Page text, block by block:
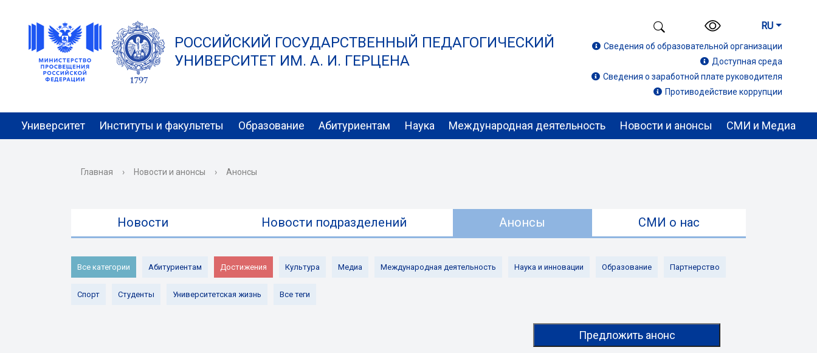
РОССИЙСКИЙ ГОСУДАРСТВЕННЫЙ ПЕДАГОГИЧЕСКИЙ
УНИВЕРСИТЕТ ИМ. А. И. ГЕРЦЕНА
RU
Сведения об образовательной организации
Доступная среда
Сведения о заработной плате руководителя
Противодействие коррупции
Университет Институты и факультеты Образование Абитуриентам Наука Международная деятельность Новости и анонсы СМИ и Медиа
Главная › Новости и анонсы › Анонсы
Новости Новости подразделений Анонсы СМИ о нас
Все категории Абитуриентам Достижения Культура Медиа Международная деятельность Наука и инновации Образование Партнерство
Спорт Студенты Университетская жизнь Все теги
Предложить анонс